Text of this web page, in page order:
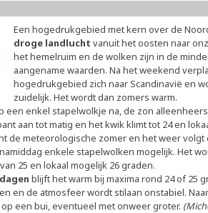
Een hogedrukgebied met kern over de
droge landlucht vanuit het oosten naar
het hemelruim en de wolken zijn in de
aangename waarden. Na het weekend
hogedrukgebied zich naar Scandinavië en
zuidelijk. Het wordt dan zomers warm.
een enkel stapelwolkje na, de zon
aan tot matig en het kwik klimt tot 24 en
de meteorologische zomer en het weer volgt
enkele stapelwolken mogelijk. Het
25 en lokaal mogelijk 26 graden.
blijft het warm bij maxima rond 24 of 25
en de atmosfeer wordt stilaan onstabiel.
een bui, eventueel met onweer groter.